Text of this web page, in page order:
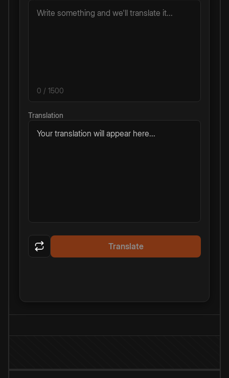
0 / 1500
Translation
Your translation will appear here...
Translate